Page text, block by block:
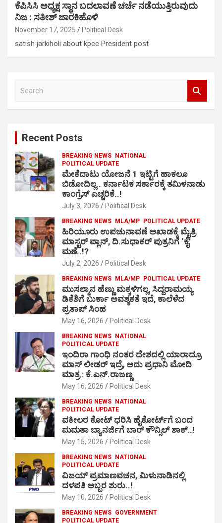
ಕೆಪಿಸಿಸಿ ಅಧ್ಯಕ್ಷ ಸ್ಥಾನ ಬದಲಾವಣೆ ಚರ್ಚೆ ನಡೆಯುತ್ತಿರುವುದು
ನಿಜ : ಸತೀಶ್ ಜಾರಕಿಹೊಳಿ
November 17, 2025 Political Desk
satish jarkiholi about kpcc President post
Recent Posts
BREAKING NEWS
NATIONAL
POLITICAL UPDATE
ಮೇಕೆದಾಟು ಯೋಜನೆ 1 ಇಟ್ಟಿಗೆ ಹಾಕಲೂ
ಬಿಡೋದಿಲ್ಲ.. ಕರ್ನಾಟಕ ಸರ್ಕಾರಕ್ಕೆ ತಮಿಳನಾಡು
ಕಾಂಗ್ರೆಸ್ ಎಚ್ಚರಿಕೆ..!
July 3, 2026 Political Desk
BREAKING NEWS MLA/MP POLITICAL UPDATE
ಹಿರಿಯೂರು ಉಪಚುನಾವಣೆ ಅಖಾಡಕ್ಕೆ ಮೈತ್ರಿ
ಮಾಸ್ಟರ್ ಪ್ಲಾನ್, ದಿ.ಸುಧಾಕರ್ ಪುತ್ರನಿಗೆ ‘ಕೈ’
ಮಣೆ..!?
July 2, 2026 Political Desk
BREAKING NEWS MLA/MP POLITICAL UPDATE
ಮುಸಲ್ಮಾನ ಹೆಣ್ಣು ಮಕ್ಕಳಿಗಲ್ಲ, ಸಿದ್ದರಾಮಯ್ಯ
ಡಿಕೆಶಿಗೆ ಬುರ್ಕಾ ಅವಶ್ಯಕತೆ ಇದೆ, ಕಾಲೆಳೆದ
ಪ್ರತಾಪ್ ಸಿಂಹ
May 16, 2026 Political Desk
BREAKING NEWS
NATIONAL
POLITICAL UPDATE
ಇಂದಿರಾ ಗಾಂಧಿ ನಂತರ ದೇಶದಲ್ಲಿ ಯಾರಾದ್ರೂ
ಮಾಸ್ ಲೀಡರ್ ಇದ್ರೆ, ಅದು ಪ್ರಧಾನಿ ಮೋದಿ
ಮಾತ್ರ : ಕೆ.ಎನ್.ರಾಜಣ್ಣ
May 16, 2026 Political Desk
BREAKING NEWS
NATIONAL
POLITICAL UPDATE
ವಕೀಲರ ಕೋಟ್ ಧರಿಸಿ ಹೈಕೋರ್ಟ್​ಗೆ ಬಂದ
ಮಮತಾ ಬ್ಯಾನರ್ಜಿಗೆ ಬಾರ್ ಕೌನ್ಸಿಲ್ ಶಾಕ್..!
May 15, 2026 Political Desk
BREAKING NEWS
NATIONAL
POLITICAL UPDATE
ವಿಜಯ್ ಪ್ರಮಾಣವಚನ, ಮಿಳುನಾಡಿನಲ್ಲಿ
ದಳಪತಿ ಅಬ್ಬರ ಶುರು..!
May 10, 2026 Political Desk
BREAKING NEWS GOVERNMENT
POLITICAL UPDATE